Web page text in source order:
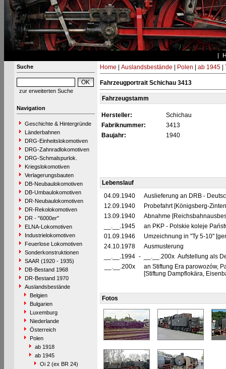
Suche
zur erweiterten Suche
Navigation
Geschichte & Hintergründe
Länderbahnen
DRG-Einheitslokomotiven
DRG-Zahnradlokomotiven
DRG-Schmalspurlok.
Kriegslokomotiven
Verlagerungsbauten
DB-Neubaulokomotiven
DB-Umbaulokomotiven
DR-Neubaulokomotiven
DR-Rekolokomotiven
DR - "6000er"
ELNA-Lokomotiven
Industrielokomotiven
Feuerlose Lokomotiven
Sonderkonstruktionen
SAAR (1920 - 1935)
DB-Bestand 1968
DR-Bestand 1970
Auslandsbestände
Belgien
Bulgarien
Luxemburg
Niederlande
Österreich
Polen
ab 1918
ab 1945
Oi 2 (ex BR 24)
Home Auslandsbestände Polen ab 1945|
Fahrzeugportrait Schichau 3413
Fahrzeugstamm
Hersteller:
Schichau
Fabriknummer:
3413
Baujahr:
1940
Lebenslauf
04.09.1940
Auslieferung an DRB -
12.09.1940
Probefahrt [Königsberg-
13.09.1940
Abnahme
__.__.1945
an PKP - Polskie koleje
01.09.1946
Umzeichnung in "Ty 5-10"
24.10.1978
Ausmusterung
__.__.1994 -
__.__.200x Aufstellung als
__.__.200x
an Stiftung Era parowozów,
[Stiftung Dampflokära,
Fotos